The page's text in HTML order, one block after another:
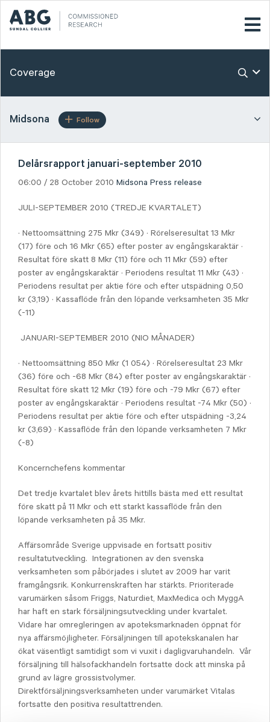
Coverage
Midsona Follow
Delårsrapport januari-september 2010
06:00 / 28 October 2010 Midsona Press release
JULI-SEPTEMBER 2010 (TREDJE KVARTALET)
· Nettoomsättning 275 Mkr (349) · Rörelseresultat 13 Mkr
(17) före och 16 Mkr (65) efter poster av engångskaraktär ·
Resultat före skatt 8 Mkr (11) före och 11 Mkr (59) efter
poster av engångskaraktär · Periodens resultat 11 Mkr (43) ·
Periodens resultat per aktie före och efter utspädning 0,50
kr (3,19) · Kassaflöde från den löpande verksamheten 35 Mkr
(-11)
JANUARI-SEPTEMBER 2010 (NIO MÅNADER)
· Nettoomsättning 850 Mkr (1 054) · Rörelseresultat 23 Mkr
(36) före och -68 Mkr (84) efter poster av engångskaraktär ·
Resultat före skatt 12 Mkr (19) före och -79 Mkr (67) efter
poster av engångskaraktär · Periodens resultat -74 Mkr (50) ·
Periodens resultat per aktie före och efter utspädning -3,24
kr (3,69) · Kassaflöde från den löpande verksamheten 7 Mkr
(-8)
Koncernchefens kommentar
Det tredje kvartalet blev årets hittills bästa med ett resultat
före skatt på 11 Mkr och ett starkt kassaflöde från den
löpande verksamheten på 35 Mkr.
Affärsområde Sverige uppvisade en fortsatt positiv
resultatutveckling. Integrationen av den svenska
verksamheten som påbörjades i slutet av 2009 har varit
framgångsrik. Konkurrenskraften har stärkts. Prioriterade
varumärken såsom Friggs, Naturdiet, MaxMedica och MyggA
har haft en stark försäljningsutveckling under kvartalet.
Vidare har omregleringen av apoteksmarknaden öppnat för
nya affärsmöjligheter. Försäljningen till apotekskanalen har
ökat väsentligt samtidigt som vi vuxit i dagligvaruhandeln. Vår
försäljning till hälsofackhandeln fortsatte dock att minska på
grund av lägre grossistvolymer.
Direktförsäljningsverksamheten under varumärket Vitalas
fortsatte den positiva resultattrenden.